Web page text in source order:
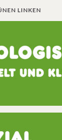
LINKEN